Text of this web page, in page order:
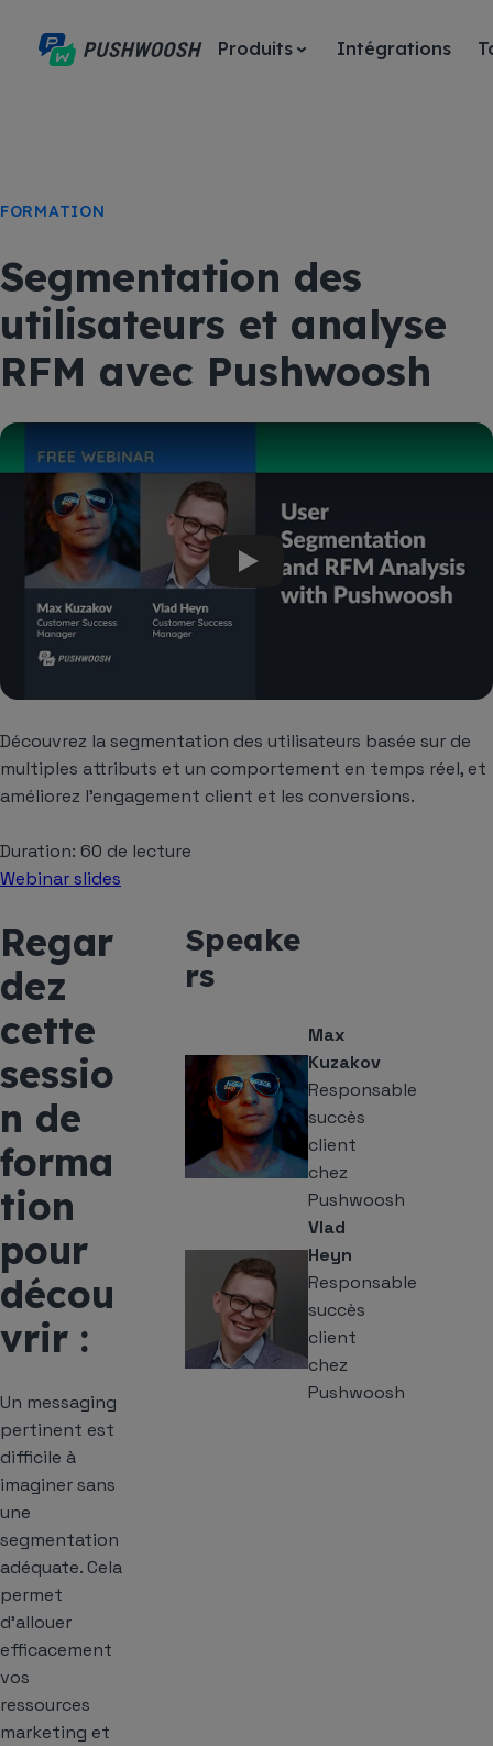
Produits Intégrations
FORMATION
Segmentation des
utilisateurs et analyse
RFM avec Pushwoosh
Play
Découvrez la segmentation des utilisateurs basée sur de
multiples attributs et un comportement en temps réel, et
améliorez l'engagement client et les conversions.
Duration: 60 de lecture
Webinar slides
Regar
dez
cette
sessio
n de
forma
tion
pour
décou
vrir :
Un messaging
pertinent est
difficile à
imaginer sans
une
segmentation
adéquate. Cela
permet
d’allouer
efficacement
vos
ressources
marketing et
Speake
rs
Max
Kuzakov
Responsable
succès
client
chez
Pushwoosh
Vlad
Heyn
Responsable
succès
client
chez
Pushwoosh